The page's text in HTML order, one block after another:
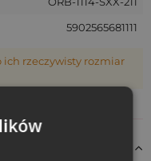
5902565681111
ich rzeczywisty rozmiar
z przepisami: